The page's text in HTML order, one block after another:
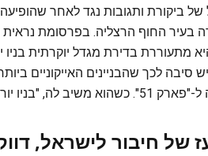
מתעוררת בדירת מגדל יוקרתית
סיבה לכך שהבניינים האייקוניים
ועונה, "בהרצליה, ישראל".
של חיבור לישראל,